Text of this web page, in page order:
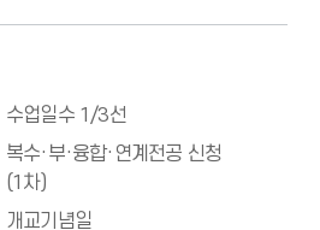
수업일수 1/3선
복수·부·융합·연계전공 신청
(1차)
개교기념일